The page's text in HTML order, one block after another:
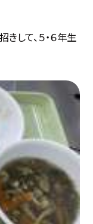
して、５・６年生